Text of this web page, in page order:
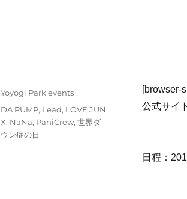
[browser-
公式サイ
日程：
Posted
on
Categories
Yoyogi Park events
Tags
DA PUMP, Lead, LOVE JUN
X, NaNa, PaniCrew, 世界ダ
ウン症の日